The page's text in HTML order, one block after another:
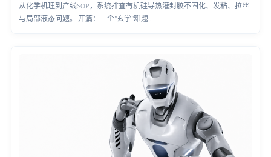
从化学机理到产线SOP，系统排查有机硅导热灌封胶不固化、发粘、拉丝
与局部液态问题。 开篇：一个”玄学”难题 ...